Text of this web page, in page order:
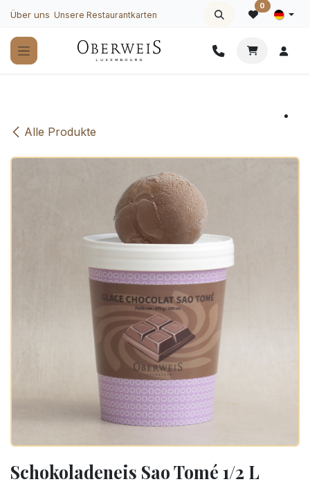
Zum Inhalt springen
Über uns Unsere Restaurantkarten
0
Alle Produkte
Schokoladeneis Sao Tomé 1/2 L